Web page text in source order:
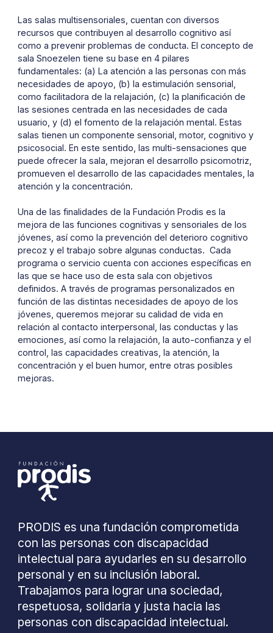
Las salas multisensoriales, cuentan con diversos
recursos que contribuyen al desarrollo cognitivo así
como a prevenir problemas de conducta. El concepto de
sala Snoezelen tiene su base en 4 pilares
fundamentales: (a) La atención a las personas con más
necesidades de apoyo, (b) la estimulación sensorial,
como facilitadora de la relajación, (c) la planificación de
las sesiones centrada en las necesidades de cada
usuario, y (d) el fomento de la relajación mental. Estas
salas tienen un componente sensorial, motor, cognitivo y
psicosocial. En este sentido, las multi-sensaciones que
puede ofrecer la sala, mejoran el desarrollo psicomotriz,
promueven el desarrollo de las capacidades mentales, la
atención y la concentración.
Una de las finalidades de la Fundación Prodis es la
mejora de las funciones cognitivas y sensoriales de los
jóvenes, así como la prevención del deterioro cognitivo
precoz y el trabajo sobre algunas conductas. Cada
programa o servicio cuenta con acciones específicas en
las que se hace uso de esta sala con objetivos
definidos. A través de programas personalizados en
función de las distintas necesidades de apoyo de los
jóvenes, queremos mejorar su calidad de vida en
relación al contacto interpersonal, las conductas y las
emociones, así como la relajación, la auto-confianza y el
control, las capacidades creativas, la atención, la
concentración y el buen humor, entre otras posibles
mejoras.
PRODIS es una fundación comprometida
con las personas con discapacidad
intelectual para ayudarles en su desarrollo
personal y en su inclusión laboral.
Trabajamos para lograr una sociedad,
respetuosa, solidaria y justa hacia las
personas con discapacidad intelectual.